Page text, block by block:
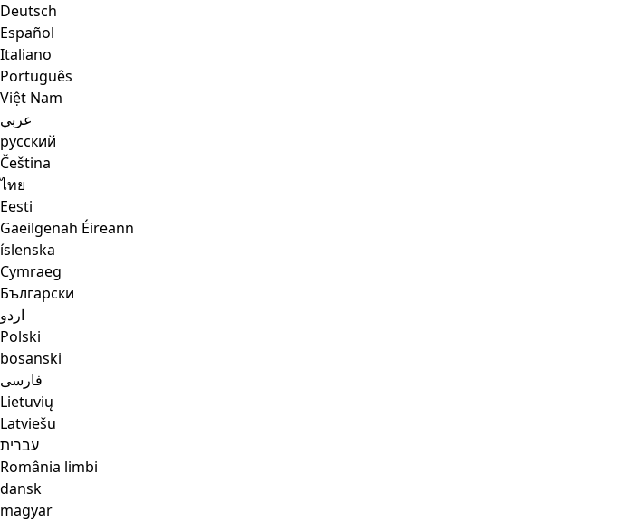
Deutsch
Español
Italiano
Português
Việt Nam
عربي
русский
Čeština
ไทย
Eesti
Gaeilgenah Éireann
íslenska
Cymraeg
Български
اردو
Polski
bosanski
فارسی
Lietuvių
Latviešu
עברית
România limbi
dansk
magyar